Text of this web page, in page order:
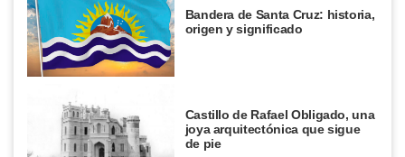
Bandera de Santa Cruz: historia,
origen y significado
Castillo de Rafael Obligado, una
joya arquitectónica que sigue
de pie